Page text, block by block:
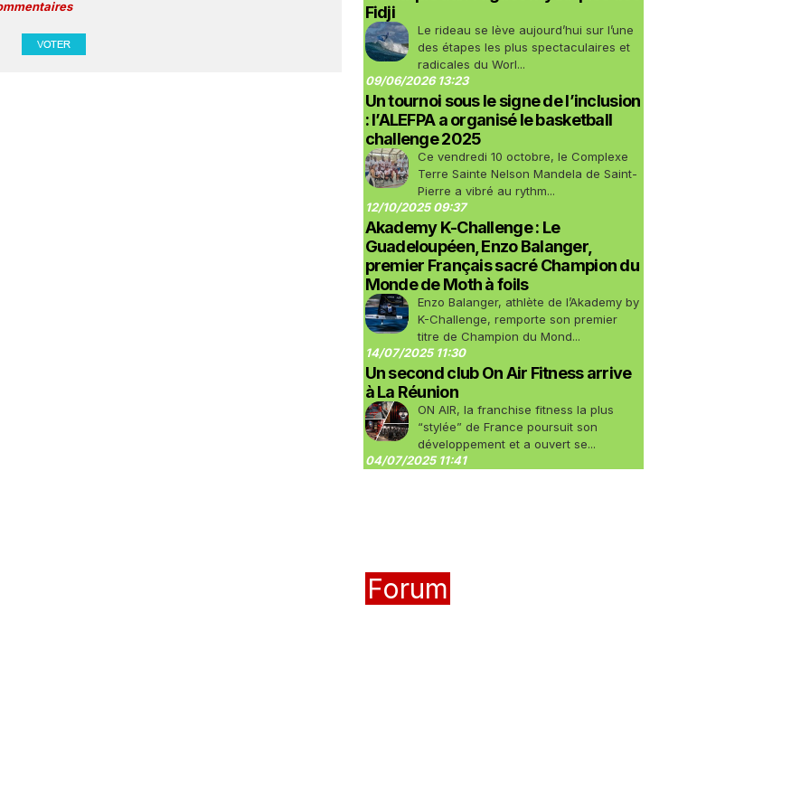
Fidji
Le rideau se lève aujourd’hui sur l’une
des étapes les plus spectaculaires et
radicales du Worl...
09/06/2026 13:23
Un tournoi sous le signe de l’inclusion
: l’ALEFPA a organisé le basketball
challenge 2025
Ce vendredi 10 octobre, le Complexe
Terre Sainte Nelson Mandela de Saint-
Pierre a vibré au rythm...
12/10/2025 09:37
Akademy K-Challenge : Le
Guadeloupéen, Enzo Balanger,
premier Français sacré Champion du
Monde de Moth à foils
Enzo Balanger, athlète de l’Akademy by
K-Challenge, remporte son premier
titre de Champion du Mond...
14/07/2025 11:30
Un second club On Air Fitness arrive
à La Réunion
ON AIR, la franchise fitness la plus
“stylée” de France poursuit son
développement et a ouvert se...
04/07/2025 11:41
Forum